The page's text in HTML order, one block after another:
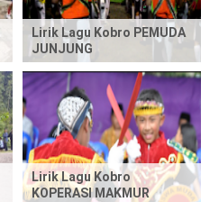
Lirik Lagu Kobro PEMUDA
JUNJUNG
Lirik Lagu Kobro
KOPERASI MAKMUR